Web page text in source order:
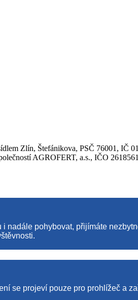
Zlín, Štefánikova, PSČ 76001, IČ
AGROFERT, a.s., IČO
nadále pohybovat, přijímáte
se projeví pouze pro prohlížeč a